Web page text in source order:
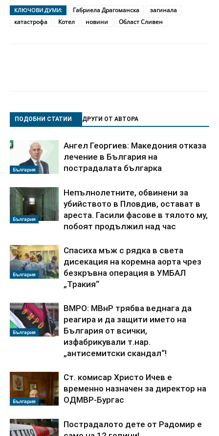
КЛЮЧОВИ ДУМИ: Габриела Драгоманска
загинала
катастрофа
Котел новини Област Сливен
ПОДОБНИ СТАТИИ ДРУГИ ОТ АВТОРА
България
Ангел Георгиев: Македония отказа
лечение в България на
пострадалата българка
България
Непълнолетните, обвинени за
убийството в Пловдив, остават в
ареста. Гасили фасове в тялото му,
побоят продължил над час
България
Спасиха мъж с рядка в света
дисекация на коремна аорта чрез
безкръвна операция в УМБАЛ
„Тракия“
България
ВМРО: МВнР трябва веднага да
реагира и да защити името на
България от всички,
изфабрикували т.нар.
„антисемитски скандал“!
България
Ст. комисар Христо Ичев е
временно назначен за директор на
ОДМВР-Бургас
Пострадалото дете от Радомир е